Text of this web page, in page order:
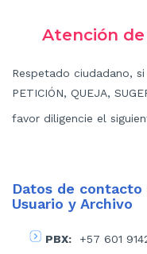
Atención
Respetado ciudadano,
PETICIÓN, QUEJA,
favor diligencie el
Datos de
Usuario y Archivo
PBX: +57 601